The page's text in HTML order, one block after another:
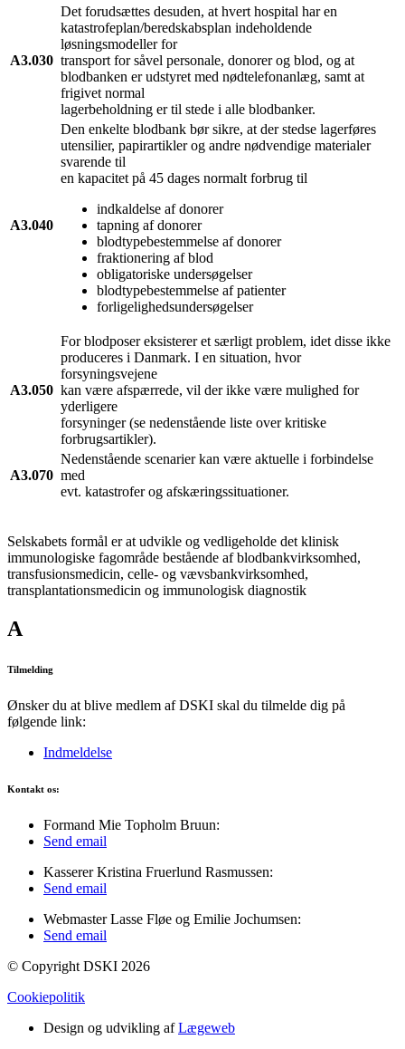
A3.030
Det forudsættes desuden, at hvert hospital har en
katastrofeplan/beredskabsplan indeholdende
løsningsmodeller for
transport for såvel personale, donorer og blod, og at
blodbanken er udstyret med nødtelefonanlæg, samt at
frigivet normal
lagerbeholdning er til stede i alle blodbanker.
A3.040
Den enkelte blodbank bør sikre, at der stedse lagerføres
utensilier, papirartikler og andre nødvendige materialer
svarende til
en kapacitet på 45 dages normalt forbrug til
indkaldelse af donorer
tapning af donorer
blodtypebestemmelse af donorer
fraktionering af blod
obligatoriske undersøgelser
blodtypebestemmelse af patienter
forligelighedsundersøgelser
A3.050
For blodposer eksisterer et særligt problem, idet disse ikke
produceres i Danmark. I en situation, hvor
forsyningsvejene
kan være afspærrede, vil der ikke være mulighed for
yderligere
forsyninger (se nedenstående liste over kritiske
forbrugsartikler).
A3.070
Nedenstående scenarier kan være aktuelle i forbindelse
med
evt. katastrofer og afskæringssituationer.
Selskabets formål er at udvikle og vedligeholde det klinisk
immunologiske fagområde bestående af blodbankvirksomhed,
transfusionsmedicin, celle- og vævsbankvirksomhed,
transplantationsmedicin og immunologisk diagnostik
A
Tilmelding
Ønsker du at blive medlem af DSKI skal du tilmelde dig på
følgende link:
Indmeldelse
Kontakt os:
Formand Mie Topholm Bruun:
Send email
Kasserer Kristina Fruerlund Rasmussen:
Send email
Webmaster Lasse Fløe og Emilie Jochumsen:
Send email
© Copyright DSKI 2026
Cookiepolitik
Design og udvikling afLægeweb